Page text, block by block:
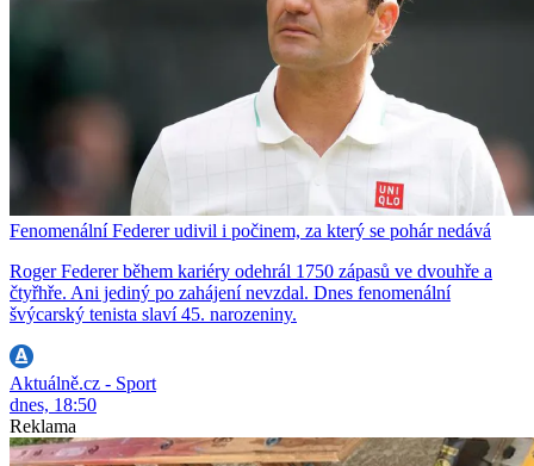
Fenomenální Federer udivil i počinem, za který se pohár nedává
Roger Federer během kariéry odehrál 1750 zápasů ve dvouhře a
čtyřhře. Ani jediný po zahájení nevzdal. Dnes fenomenální
švýcarský tenista slaví 45. narozeniny.
Aktuálně.cz - Sport
dnes, 18:50
Reklama